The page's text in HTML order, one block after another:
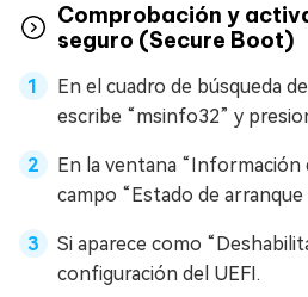
Comprobación y
seguro (Secure Boot)
En el cuadro de búsqueda
escribe “msinfo32” y
En la ventana “Información
campo “Estado de arranque
Si aparece como
configuración del UEFI.